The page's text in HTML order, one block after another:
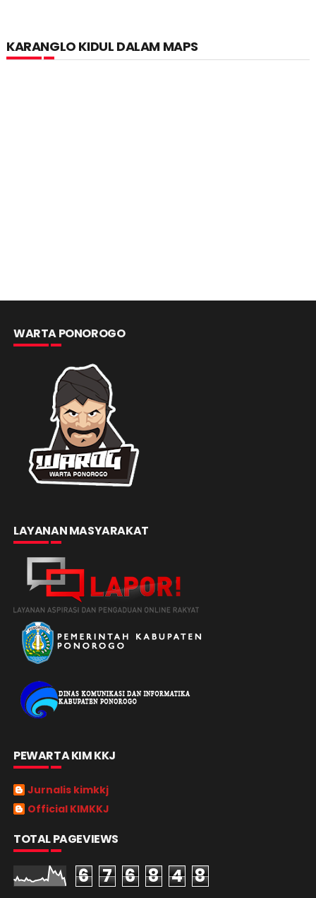
KARANGLO KIDUL DALAM MAPS
WARTA PONOROGO
LAYANAN MASYARAKAT
PEWARTA KIM KKJ
Jurnalis kimkkj
Official KIMKKJ
TOTAL PAGEVIEWS
6 7 6 8 4 8